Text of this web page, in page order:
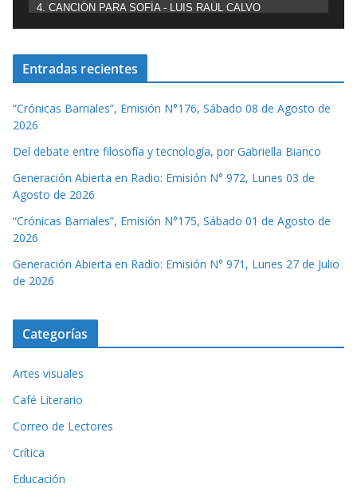
4. CANCIÓN PARA SOFÍA - LUIS RAÚL CALVO
Entradas recientes
“Crónicas Barriales”, Emisión N°176, Sábado 08 de Agosto de
2026
Del debate entre filosofía y tecnología, por Gabriella Bianco
Generación Abierta en Radio: Emisión N° 972, Lunes 03 de
Agosto de 2026
“Crónicas Barriales”, Emisión N°175, Sábado 01 de Agosto de
2026
Generación Abierta en Radio: Emisión N° 971, Lunes 27 de Julio
de 2026
Categorías
Artes visuales
Café Literario
Correo de Lectores
Crítica
Educación